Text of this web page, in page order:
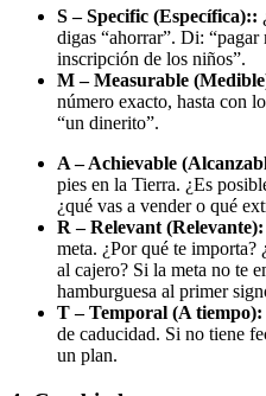
S – Specific (Específica)::
digas “ahorrar”. Di:
inscripción de los niños”.
M – Measurable
número exacto, hasta con
“un dinerito”.
A – Achievable
pies en la Tierra. ¿Es
¿qué vas a vender o qué
R – Relevant (Relevante):
meta. ¿Por qué te importa?
al cajero? Si la meta no te
hamburguesa al primer
T – Temporal (A tiempo):
de caducidad. Si no tiene
un plan.